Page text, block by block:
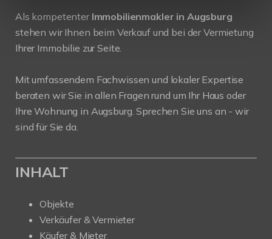
Als kompetenter Immobilienmakler in Augsburg
stehen wir Ihnen beim Verkauf und bei der Vermietung
Ihrer Immobilie zur Seite.
Mit umfassendem Fachwissen und lokaler Expertise
beraten wir Sie in allen Fragen rund um Ihr Haus oder
Ihre Wohnung in Augsburg. Sprechen Sie uns an - wir
sind für Sie da.
INHALT
Objekte
Verkäufer & Vermieter
Käufer & Mieter